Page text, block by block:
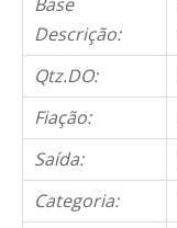
Descrição:
Qtz.DO:
Fiação:
Saída:
Categoria: